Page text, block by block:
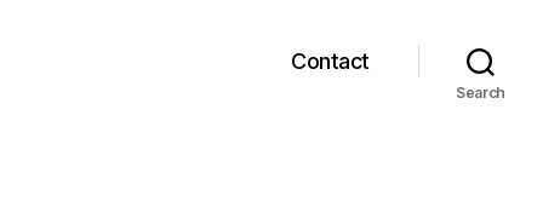
Contact
Search